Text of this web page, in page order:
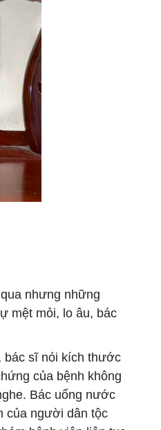
nhưng những
mệt mỏi, lo âu, bác
bác sĩ nói kích thước
của bệnh không
Bác uống nước
của người dân tộc